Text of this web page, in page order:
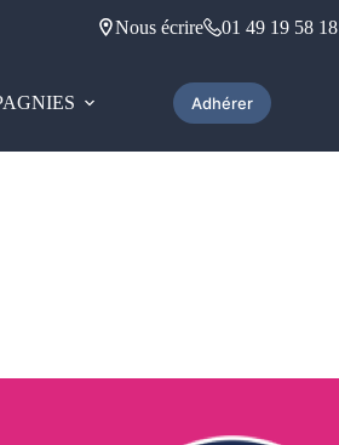
Nous écrire 01 49 19 58 18
Adhérer